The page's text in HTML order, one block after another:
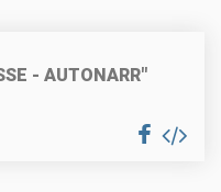
- AUTONARR"